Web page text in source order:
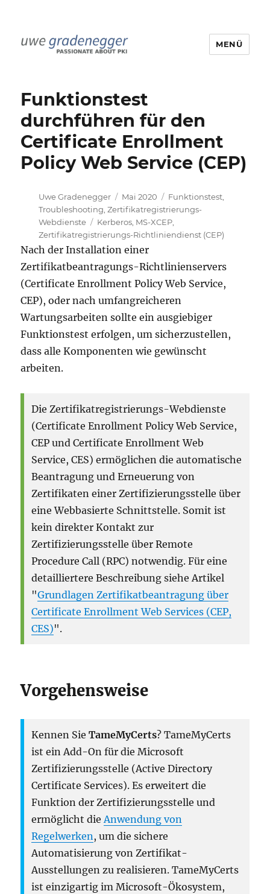
MENÜ
Funktionstest
durchführen für den
Certificate Enrollment
Policy Web Service (CEP)
Autor
Uwe Gradenegger
Veröffentlicht
am
Mai 2020 Kategorien
Funktionstest,
Troubleshooting Zertifikatregistrierungs-
Webdienste
Schlagwörter
Kerberos, MS-XCEP,
Zertifikatregistrierungs-Richtliniendienst (CEP)
Nach der Installation einer
Zertifikatbeantragungs-Richtlinienservers
(Certificate Enrollment Policy Web Service,
CEP), oder nach umfangreicheren
Wartungsarbeiten sollte ein ausgiebiger
Funktionstest erfolgen, um sicherzustellen,
dass alle Komponenten wie gewünscht
arbeiten.
Die Zertifikatregistrierungs-Webdienste
(Certificate Enrollment Policy Web Service,
CEP und Certificate Enrollment Web
Service, CES) ermöglichen die automatische
Beantragung und Erneuerung von
Zertifikaten einer Zertifizierungsstelle über
eine Webbasierte Schnittstelle. Somit ist
kein direkter Kontakt zur
Zertifizierungsstelle über Remote
Procedure Call (RPC) notwendig. Für eine
detailliertere Beschreibung siehe Artikel
"Grundlagen Zertifikatbeantragung über
Certificate Enrollment Web Services (CEP,
CES)".
Vorgehensweise
Kennen SieTameMyCerts? TameMyCerts
ist ein Add-On für die Microsoft
Zertifizierungsstelle (Active Directory
Certificate Services). Es erweitert die
Funktion der Zertifizierungsstelle und
ermöglicht dieAnwendung von
Regelwerken, um die sichere
Automatisierung von Zertifikat-
Ausstellungen zu realisieren. TameMyCerts
ist einzigartig im Microsoft-Ökosystem,